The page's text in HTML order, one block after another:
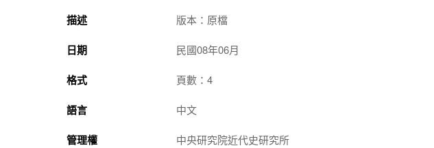
描述 版本：原檔
日期 民國08年06月
格式 頁數：4
語言 中文
管理權 中央研究院近代史研究所